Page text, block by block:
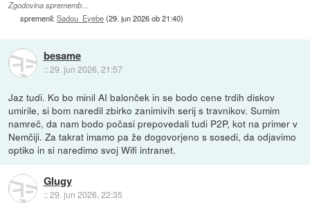
Zgodovina sprememb…
spremenil:Sadou_Eyebe(29. jun 2026 ob 21:40)
besame
::29. jun 2026, 21:57
Jaz tudi. Ko bo minil AI balonček in se bodo cene trdih diskov
umirile, si bom naredil zbirko zanimivih serij s travnikov. Sumim
namreč, da nam bodo počasi prepovedali tudi P2P, kot na primer v
Nemčiji. Za takrat imamo pa že dogovorjeno s sosedi, da odjavimo
optiko in si naredimo svoj Wifi intranet.
Glugy
::29. jun 2026, 22:35